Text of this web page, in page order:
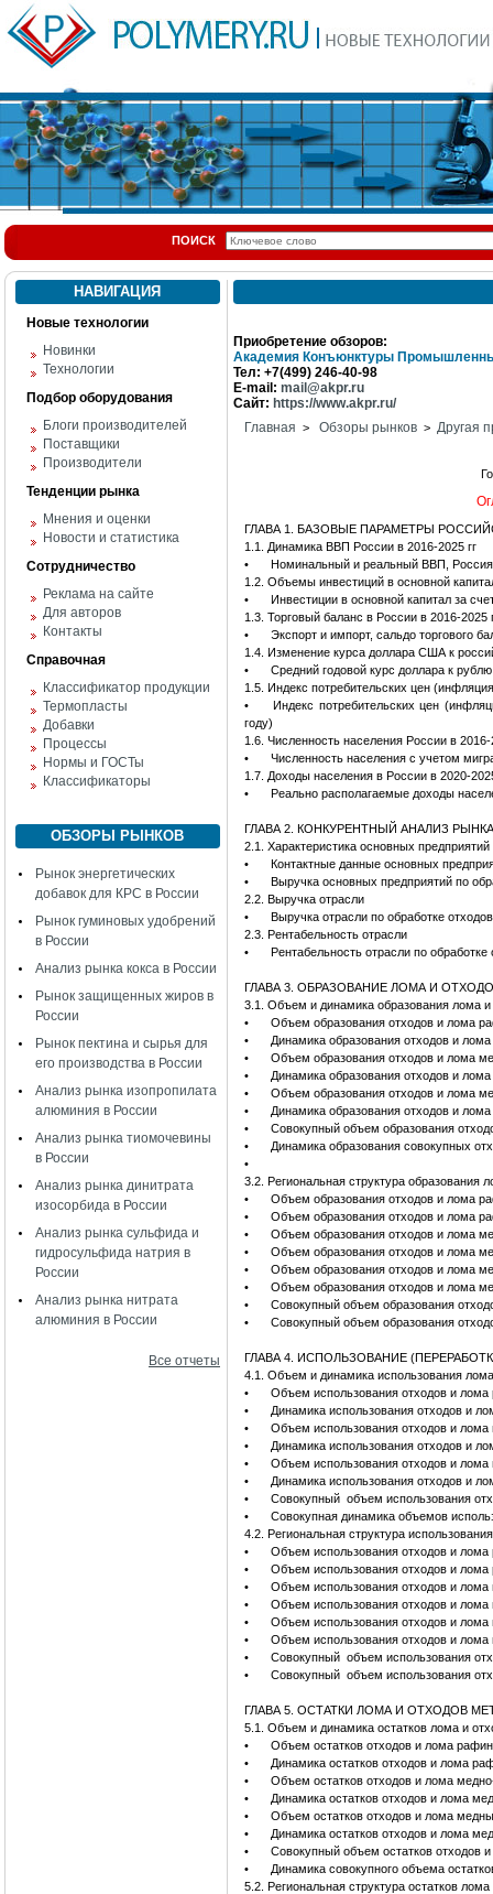
ПОИСК
НАВИГАЦИЯ
Новые технологии
Новинки
Технологии
Подбор оборудования
Блоги производителей
Поставщики
Производители
Тенденции рынка
Мнения и оценки
Новости и статистика
Сотрудничество
Реклама на сайте
Для авторов
Контакты
Справочная
Классификатор продукции
Термопласты
Добавки
Процессы
Нормы и ГОСТы
Классификаторы
ОБЗОРЫ РЫНКОВ
Рынок энергетических
добавок для КРС в России
Рынок гуминовых удобрений
в России
Анализ рынка кокса в России
Рынок защищенных жиров в
России
Рынок пектина и сырья для
его производства в России
Анализ рынка изопропилата
алюминия в России
Анализ рынка тиомочевины
в России
Анализ рынка динитрата
изосорбида в России
Анализ рынка сульфида и
гидросульфида натрия в
России
Анализ рынка нитрата
алюминия в России
Все отчеты
Приобретение обзоров:
Академия Конъюнктуры
Тел: +7(499) 246-40-98
E-mail: mail@akpr.ru
Сайт: https://www.akpr.ru/
Главная > Обзоры рынков > Другая
ГЛАВА 1. БАЗОВЫЕ ПАРАМЕТРЫ
1.1. Динамика ВВП России в 2016-2025 гг
•
Номинальный и реальный ВВП,
1.2. Объемы инвестиций в основной
•
Инвестиции в основной капитал за
1.3. Торговый баланс в России в 2016-2025
•
Экспорт и импорт, сальдо торгового
1.4. Изменение курса доллара США к
•
Средний годовой курс доллара к
1.5. Индекс потребительских цен
•
Индекс потребительских цен
году)
1.6. Численность населения России в 2016-
•
Численность населения с учетом
1.7. Доходы населения в России в 2020-
•
Реально располагаемые доходы
ГЛАВА 2. КОНКУРЕНТНЫЙ АНАЛИЗ
2.1. Характеристика основных
•
Контактные данные основных
•
Выручка основных предприятий по
2.2. Выручка отрасли
•
Выручка отрасли по обработке
2.3. Рентабельность отрасли
•
Рентабельность отрасли по
ГЛАВА 3. ОБРАЗОВАНИЕ ЛОМА И
3.1. Объем и динамика образования лома
•
Объем образования отходов и лома
•
Динамика образования отходов и
•
Объем образования отходов и лома
•
Динамика образования отходов и
•
Объем образования отходов и лома
•
Динамика образования отходов и
•
Совокупный объем образования
•
Динамика образования совокупных
•
3.2. Региональная структура образования
•
Объем образования отходов и лома
•
Объем образования отходов и лома
•
Объем образования отходов и лома
•
Объем образования отходов и лома
•
Объем образования отходов и лома
•
Объем образования отходов и лома
•
Совокупный объем образования
•
Совокупный объем образования
ГЛАВА 4. ИСПОЛЬЗОВАНИЕ
4.1. Объем и динамика использования
•
Объем использования отходов и лома
•
Динамика использования отходов и
•
Объем использования отходов и лома
•
Динамика использования отходов и
•
Объем использования отходов и лома
•
Динамика использования отходов и
•
Совокупный объем использования
•
Совокупная динамика объемов
4.2. Региональная структура
•
Объем использования отходов и
•
Объем использования отходов и
•
Объем использования отходов и
•
Объем использования отходов и лома
•
Объем использования отходов и
•
Объем использования отходов и лома
•
Совокупный объем использования
•
Совокупный объем использования
ГЛАВА 5. ОСТАТКИ ЛОМА И ОТХОДОВ
5.1. Объем и динамика остатков лома и
•
Объем остатков отходов и лома
•
Динамика остатков отходов и лома
•
Объем остатков отходов и лома
•
Динамика остатков отходов и лома
•
Объем остатков отходов и лома
•
Динамика остатков отходов и лома
•
Совокупный объем остатков отходов
•
Динамика совокупного объема
5.2. Региональная структура остатков